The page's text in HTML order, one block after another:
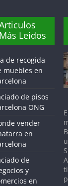
Más Leidos
de recogida
muebles en
de pisos
ONG
vender
en
de
y
en